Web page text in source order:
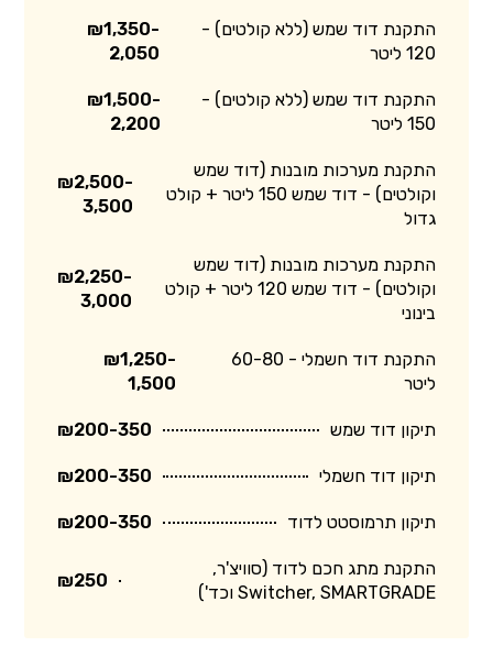
התקנת דוד שמש (ללא קולטים) -
120 ליטר
₪1,350-
2,050
התקנת דוד שמש (ללא קולטים) -
150 ליטר
₪1,500-
2,200
התקנת מערכות מובנות (דוד שמש
וקולטים) - דוד שמש 150 ליטר + קולט
גדול
₪2,500-
3,500
התקנת מערכות מובנות (דוד שמש
וקולטים) - דוד שמש 120 ליטר + קולט
בינוני
₪2,250-
3,000
התקנת דוד חשמלי - 60-80
ליטר
₪1,250-
1,500
תיקון דוד שמש ₪200-350
תיקון דוד חשמלי ₪200-350
תיקון תרמוסטט לדוד ₪200-350
התקנת מתג חכם לדוד (סוויצ'ר,
Switcher, SMARTGRADE וכד')
₪250